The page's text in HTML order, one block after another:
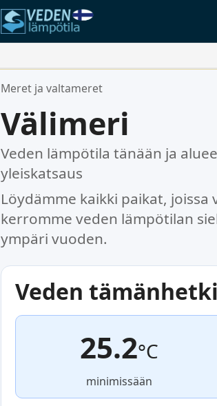
Suosikkipaikkasi:
Meret ja valtameret
Välimeri
Veden lämpötila tänään ja
yleiskatsaus
Löydämme kaikki paikat, joissa
kerromme veden lämpötilan
ympäri vuoden.
Veden
25.2°C
minimissään